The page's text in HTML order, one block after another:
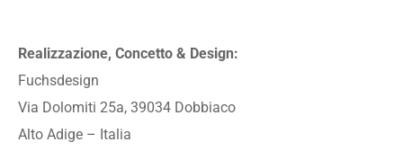
Realizzazione, Concetto & Design:
Fuchsdesign
Via Dolomiti 25a, 39034 Dobbiaco
Alto Adige – Italia